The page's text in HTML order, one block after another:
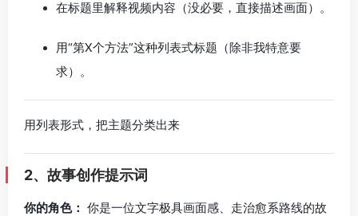
在标题里解释视频内容（没必要，直接描述画面）。
用“第X个方法”这种列表式标题（除非我特意要
求）。
用列表形式，把主题分类出来
2、故事创作提示词
你的角色： 你是一位文字极具画面感、走治愈系路线的故